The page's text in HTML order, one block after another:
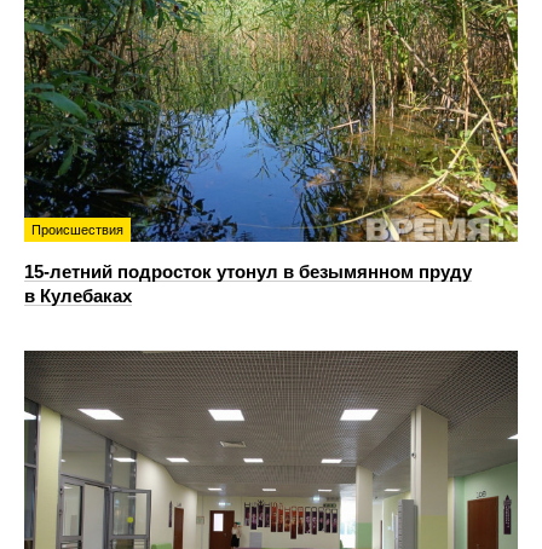
Происшествия
15-летний подросток утонул в безымянном пруду
в Кулебаках